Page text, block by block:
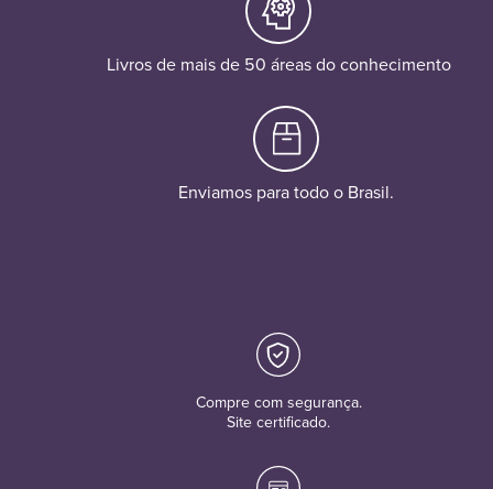
Livros de mais de 50 áreas do conhecimento
Enviamos para todo o Brasil.
Compre com segurança.
Site certificado.